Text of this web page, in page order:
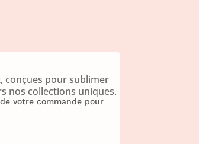
conçues pour sublimer
nos collections uniques.
votre commande pour